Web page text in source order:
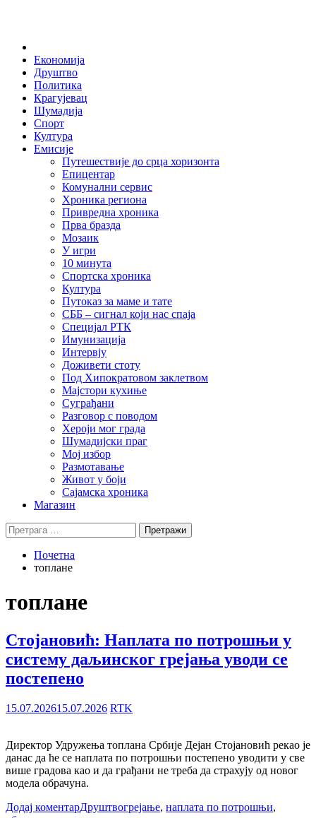
Економија
Друштво
Политика
Крагујевац
Шумадија
Спорт
Култура
Емисије
Путешествије до срца хоризонта
Епицентар
Комунални сервис
Хроника региона
Привредна хроника
Прва бразда
Мозаик
У игри
10 минута
Спортска хроника
Култура
Путоказ за маме и тате
СББ – сигнал који нас спаја
Специјал РТК
Имунизација
Интервју
Доживети стоту
Под Хипократовом заклетвом
Мајстори кухиње
Суграђани
Разговор с поводом
Хероји мог града
Шумадијски праг
Мој избор
Размотавање
Живот у боји
Сајамска хроника
Магазин
Претрага
за:
Почетна
топлане
топлане
Стојановић: Наплата по потрошњи у
систему даљинског грејања уводи се
постепено
15.07.202615.07.2026 RTK
Директор Удружења топлана Србије Дејан Стојановић рекао је
данас да ће се наплата по потрошњи постепено уводити у све
више градова као и да грађани не треба да страхују од новог
модела обрачуна.
Додај коментарДруштвогрејање, наплата по потрошњи,